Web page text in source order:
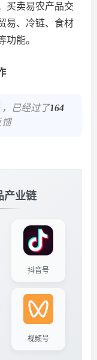
买卖易农产品交
易、冷链、食材
功能。
，已经过了164
馈
产业链
抖音号
视频号